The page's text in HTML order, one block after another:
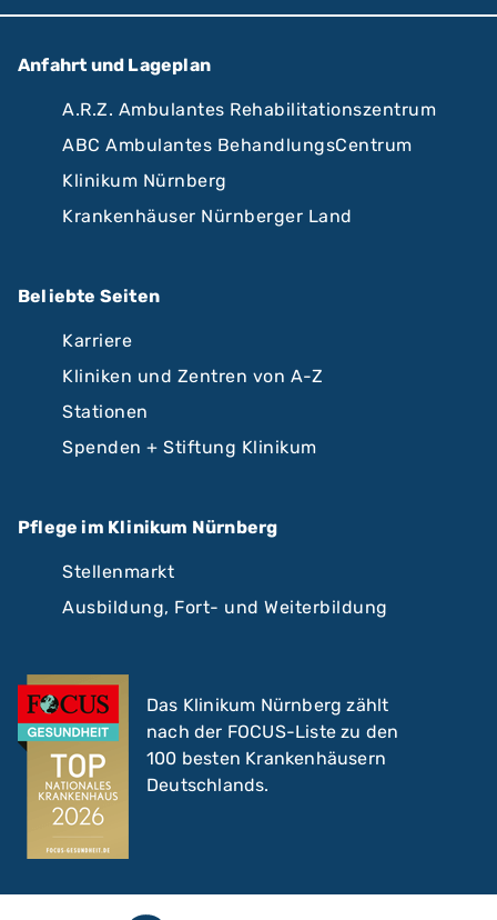
Anfahrt und Lageplan
A.R.Z. Ambulantes Rehabilitationszentrum
ABC Ambulantes BehandlungsCentrum
Klinikum Nürnberg
Krankenhäuser Nürnberger Land
Beliebte Seiten
Karriere
Kliniken und Zentren von A-Z
Stationen
Spenden + Stiftung Klinikum
Pflege im Klinikum Nürnberg
Stellenmarkt
Ausbildung, Fort- und Weiterbildung
Das Klinikum Nürnberg zählt
nach der FOCUS-Liste zu den
100 besten Krankenhäusern
Deutschlands.